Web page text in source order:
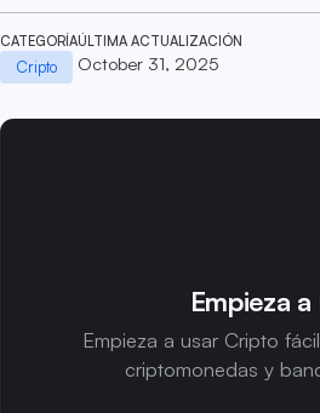
CATEGORÍA
Cripto
ÚLTIMA ACTUALIZACIÓN
October 31, 2025
Empieza
Empieza a usar Cripto
criptomonedas y